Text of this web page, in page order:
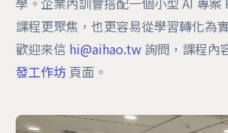
課程更聚焦，也更容易從學習轉化為
歡迎來信 hi@aihao.tw 詢問，課程內
發工作坊 頁面。